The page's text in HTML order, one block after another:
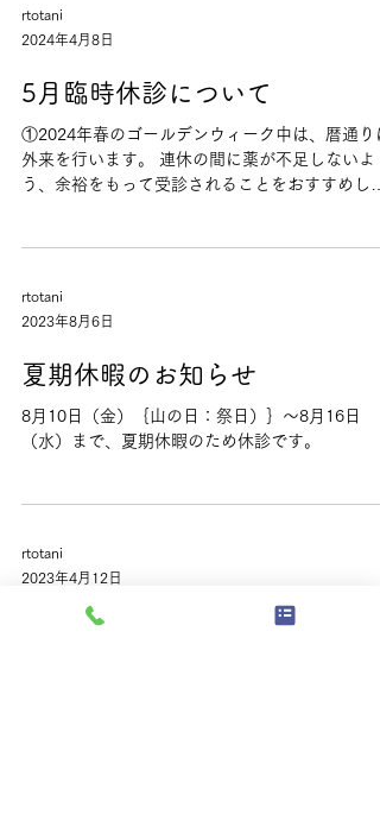
rtotani
2024年4月8日
5月臨時休診について
①2024年春のゴールデンウィーク中は、暦通り
外来を行います。 連休の間に薬が不足しないよ
う、余裕をもって受診されることをおすすめしま
rtotani
2023年8月6日
夏期休暇のお知らせ
8月10日（金）｛山の日：祭日）｝～8月16日
（水）まで、夏期休暇のため休診です。
rtotani
2023年4月12日
ゴールデンウィーク中の診療に